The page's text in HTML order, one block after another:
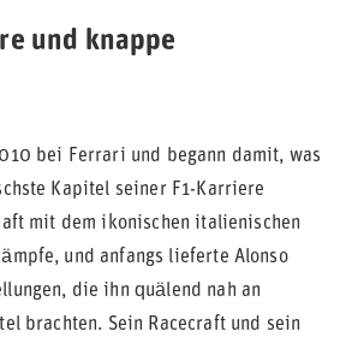
und knappe
bei Ferrari und begann damit, was
Kapitel seiner F1-Karriere
mit dem ikonischen italienischen
und anfangs lieferte Alonso
die ihn quälend nah an
brachten. Sein Racecraft und sein